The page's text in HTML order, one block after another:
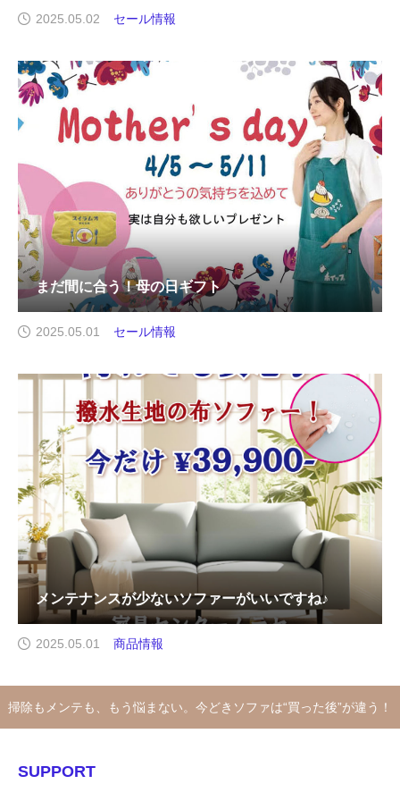
2025.05.02 セール情報
まだ間に合う！母の日ギフト
2025.05.01 セール情報
メンテナンスが少ないソファーがいいですね♪
2025.05.01 商品情報
掃除もメンテも、もう悩まない。今どきソファは“買った後”が違う！
SUPPORT